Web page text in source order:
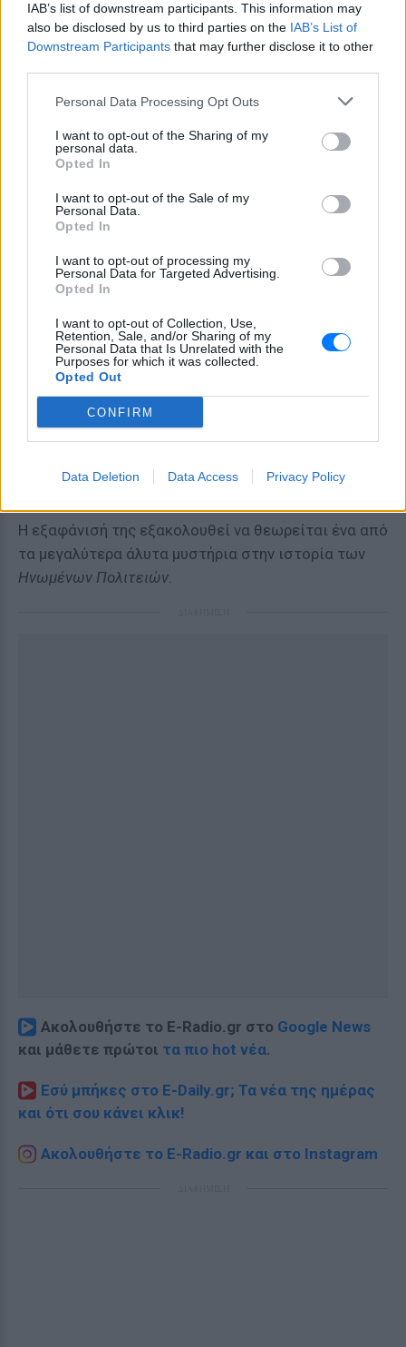
IAB’s list of downstream participants. This information may
also be disclosed by us to third parties on the IAB’s List of
Downstream Participants that may further disclose it to other
Personal Data Processing Opt Outs
I want to opt-out of the Sharing of my
personal data.
Opted In
I want to opt-out of the Sale of my
Personal Data.
Opted In
I want to opt-out of processing my
Personal Data for Targeted Advertising.
Opted In
I want to opt-out of Collection, Use,
Retention, Sale, and/or Sharing of my
Personal Data that Is Unrelated with the
Purposes for which it was collected.
Opted Out
CONFIRM
Data Deletion Data Access Privacy Policy
Ένα αίνιγμα που αντιστέκεται στον χρόνο
Περισσότερο από έναν αιώνα αργότερα, κανείς δεν
γνωρίζει με βεβαιότητα τι απέγινε η
της Ιντιάνα. Η Μπελ Γκάνες παραμένει μία από τις
πιο αινιγματικές φιγούρες στα χρονικά του
Η εξαφάνισή της εξακολουθεί να θεωρείται ένα από
τα μεγαλύτερα άλυτα μυστήρια στην ιστορία των
Ηνωμένων Πολιτειών
Ακολουθήστε το E-Radio.gr στο Google News
και μάθετε πρώτοι τα πιο hot νέα.
Εσύ μπήκες στο E-Daily.gr; Τα νέα της ημέρας
και ότι σου κάνει κλικ!
Ακολουθήστε το E-Radio.gr και στο Instagram